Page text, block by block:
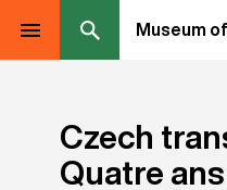
Museum
Czech
Quatre